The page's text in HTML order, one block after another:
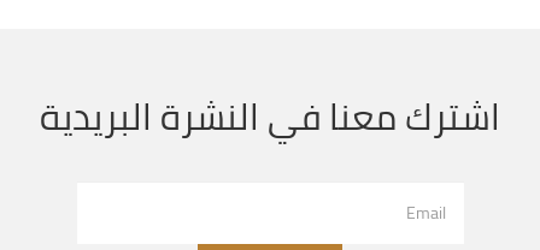
اشترك معنا في النشرة البريدية